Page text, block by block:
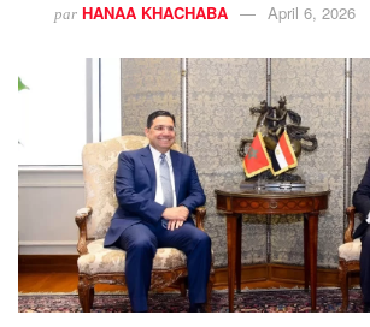
par HANAA KHACHABA April 6, 2026